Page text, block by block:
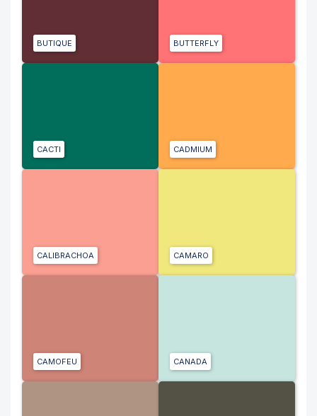
BUTIQUE BUTTERFLY
CACTI CADMIUM
CALIBRACHOA CAMARO
CAMOFEU CANADA